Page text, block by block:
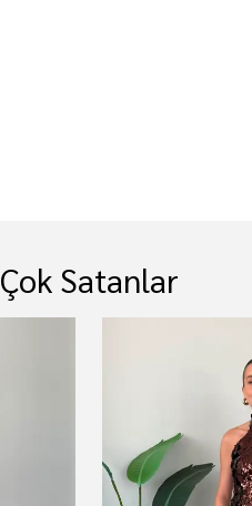
Çok Satanlar